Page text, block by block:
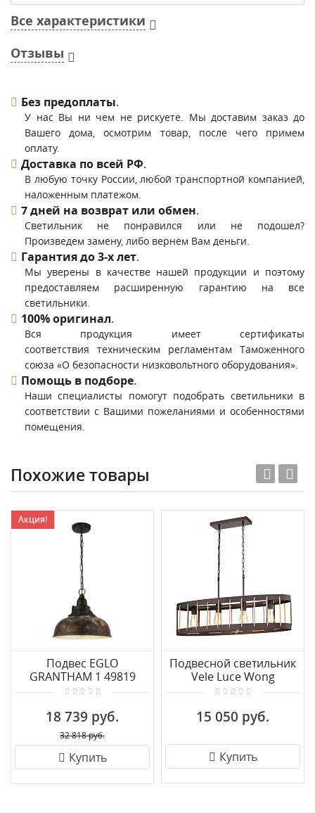
Все характеристики
Отзывы
Без предоплаты.
У нас Вы ни чем не рискуете. Мы доставим заказ до
Вашего дома, осмотрим товар, после чего примем
оплату.
Доставка по всей РФ.
В любую точку России, любой транспортной компанией,
наложенным платежом.
7 дней на возврат или обмен.
Светильник не понравился или не подошел?
Произведем замену, либо вернем Вам деньги.
Гарантия до 3-х лет.
Мы уверены в качестве нашей продукции и поэтому
предоставляем расширенную гарантию на все
светильники.
100% оригинал.
Вся продукция имеет сертификаты
соответствия техническим регламентам Таможенного
союза «О безопасности низковольтного оборудования».
Помощь в подборе.
Наши специалисты помогут подобрать светильники в
соответствии с Вашими пожеланиями и особенностями
помещения.
Похожие товары
Акция!
Подвес EGLO
GRANTHAM 1 49819
18 739 руб.
32 818 руб.
Купить
Подвесной светильник
Vele Luce Wong
VL6426P24
15 050 руб.
Купить